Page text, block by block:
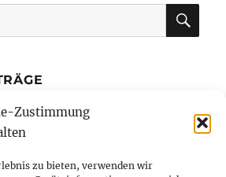
Zustimmung
zu bieten, verwenden wir
mit Ratenzahlung bietet
und Benjamin Blümchen